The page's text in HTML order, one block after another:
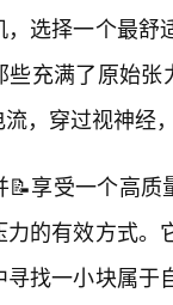
选择一个最
充满了原始
，穿过视神经
享受一个高质
的有效方式
找一小块属